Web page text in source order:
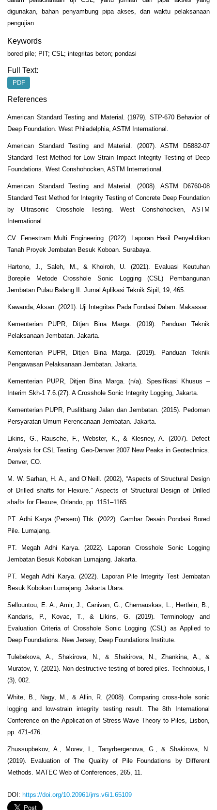
digunakan, bahan penyambung pipa akses, dan waktu pelaksanaan
pengujian.
Keywords
bored pile; PIT; CSL; integritas beton; pondasi
Full Text:
PDF
References
American Standard Testing and Material. (1979). STP-670 Behavior of
Deep Foundation. West Philadelphia, ASTM International.
American Standard Testing and Material. (2007). ASTM D5882-07
Standard Test Method for Low Strain Impact Integrity Testing of Deep
Foundations. West Conshohocken, ASTM International.
American Standard Testing and Material. (2008). ASTM D6760-08
Standard Test Method for Integrity Testing of Concrete Deep Foundation
by Ultrasonic Crosshole Testing. West Conshohocken, ASTM
International.
CV. Fenestram Multi Engineering. (2022). Laporan Hasil Penyelidikan
Tanah Proyek Jembatan Besuk Koboan. Surabaya.
Hartono, J., Saleh, M., & Khoiroh, U. (2021). Evaluasi Keutuhan
Borepile Metode Crosshole Sonic Logging (CSL) Pembangunan
Jembatan Pulau Balang II. Jurnal Aplikasi Teknik Sipil, 19, 465.
Kawanda, Aksan. (2021). Uji Integritas Pada Fondasi Dalam. Makassar.
Kementerian PUPR, Ditjen Bina Marga. (2019). Panduan Teknik
Pelaksanaan Jembatan. Jakarta.
Kementerian PUPR, Ditjen Bina Marga. (2019). Panduan Teknik
Pengawasan Pelaksanaan Jembatan. Jakarta.
Kementerian PUPR, Ditjen Bina Marga. (n/a). Spesifikasi Khusus –
Interim Skh-1 7.6.(27). A Crosshole Sonic Integrity Logging, Jakarta.
Kementerian PUPR, Puslitbang Jalan dan Jembatan. (2015). Pedoman
Persyaratan Umum Perencanaan Jembatan. Jakarta.
Likins, G., Rausche, F., Webster, K., & Klesney, A. (2007). Defect
Analysis for CSL Testing. Geo-Denver 2007 New Peaks in Geotechnics.
Denver, CO.
M. W. Sarhan, H. A., and O’Neill. (2002), “Aspects of Structural Design
of Drilled shafts for Flexure.” Aspects of Structural Design of Drilled
shafts for Flexure, Orlando, pp. 1151–1165.
PT. Adhi Karya (Persero) Tbk. (2022). Gambar Desain Pondasi Bored
Pile. Lumajang.
PT. Megah Adhi Karya. (2022). Laporan Crosshole Sonic Logging
Jembatan Besuk Kobokan Lumajang. Jakarta.
PT. Megah Adhi Karya. (2022). Laporan Pile Integrity Test Jembatan
Besuk Kobokan Lumajang. Jakarta Utara.
Sellountou, E. A., Amir, J., Canivan, G., Chernauskas, L., Hertlein, B.,
Kandaris, P., Kovac, T., & Likins, G. (2019). Terminology and
Evaluation Criteria of Crosshole Sonic Logging (CSL) as Applied to
Deep Foundations. New Jersey, Deep Foundations Institute.
Tulebekova, A., Shakirova, N., & Shakirova, N., Zhankina, A., &
Muratov, Y. (2021). Non-destructive testing of bored piles. Technobius, I
(3), 002.
White, B., Nagy, M., & Allin, R. (2008). Comparing cross-hole sonic
logging and low-strain integrity testing result. The 8th International
Conference on the Application of Stress Wave Theory to Piles, Lisbon,
pp. 471-476.
Zhussupbekov, A., Morev, I., Tanyrbergenova, G., & Shakirova, N.
(2019). Evaluation of The Quality of Pile Foundations by Different
Methods. MATEC Web of Conferences, 265, 11.
DOI: https://doi.org/10.20961/jrrs.v6i1.65109